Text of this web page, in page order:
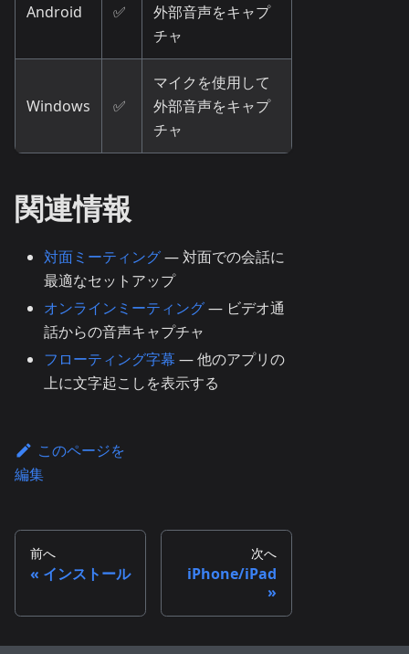
Android ✅
外部音声をキャプ
チャ
Windows ✅
マイクを使用して
外部音声をキャプ
チャ
関連情報
対面ミーティング— 対面での会話に
最適なセットアップ
オンラインミーティング— ビデオ通
話からの音声キャプチャ
フローティング字幕 — 他のアプリの
上に文字起こしを表示する
このページを
編集
前へ
インストール
次へ
iPhone/iPad